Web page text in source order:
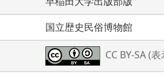
国立歴史民俗博物館
CC BY-SA (